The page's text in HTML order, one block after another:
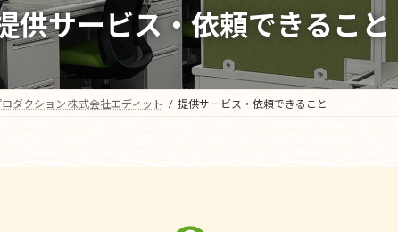
供サービス・依頼できること
ダクション 株式会社エディット 提供サービス・依頼できること